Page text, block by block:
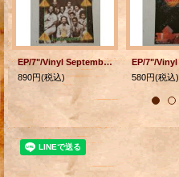
EP/7"/Vinyl September セプテンバー LOVE'S HOLIDAY ラブズ・ホリデー アース・ウィンド＆ファイヤー (1978) CBS/SONY
890円(税込)
580円(税込)